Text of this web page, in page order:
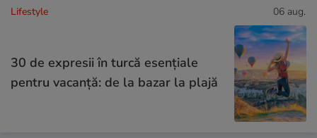
Lifestyle 06 aug.
30 de expresii în turcă esențiale
pentru vacanță: de la bazar la plajă